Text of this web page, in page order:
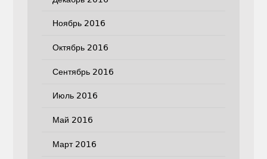
Ноябрь 2016
Октябрь 2016
Сентябрь 2016
Июль 2016
Май 2016
Март 2016